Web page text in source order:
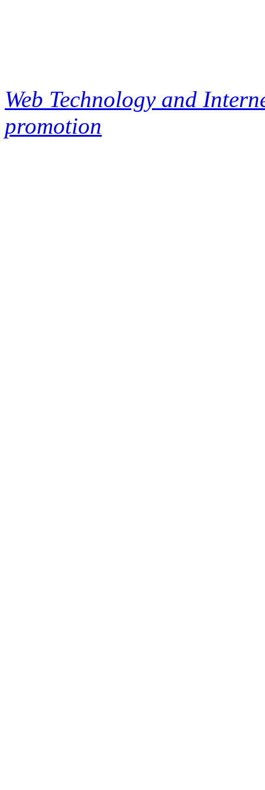
Web Technology and
promotion